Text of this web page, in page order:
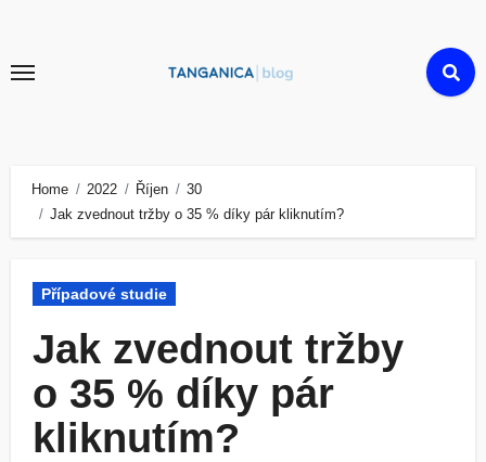
content
Home 2022 Říjen
30
Jak zvednout tržby o 35 % díky pár kliknutím?
Případové studie
Jak zvednout tržby
o 35 % díky pár
kliknutím?